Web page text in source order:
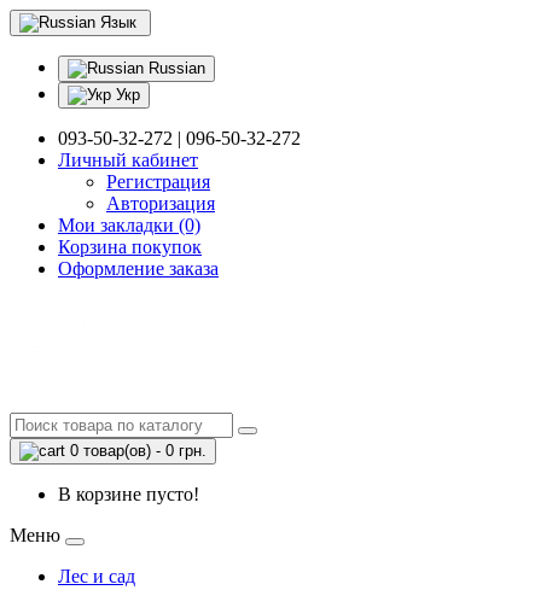
Язык
Russian
Укр
093-50-32-272 | 096-50-32-272
Личный кабинет
Регистрация
Авторизация
Мои закладки (0)
Корзина покупок
Оформление заказа
0 товар(ов) - 0 грн.
В корзине пусто!
Меню
Лес и сад